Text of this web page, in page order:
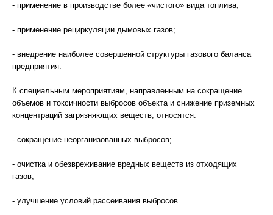
- применение в производстве более «чистого» вида топлива;
- применение рециркуляции дымовых газов;
- внедрение наиболее совершенной структуры газового баланса
предприятия.
К специальным мероприятиям, направленным на сокращение
объемов и токсичности выбросов объекта и снижение приземных
концентраций загрязняющих веществ, относятся:
- сокращение неорганизованных выбросов;
- очистка и обезвреживание вредных веществ из отходящих
газов;
- улучшение условий рассеивания выбросов.